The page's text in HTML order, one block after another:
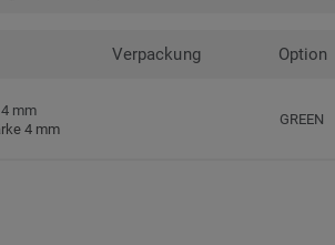
Verpackung Option
mm
4 mm
GREEN